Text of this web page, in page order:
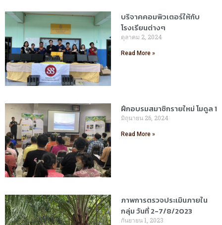
บริจาคคอมพิวเตอร์ให้กับ
โรงเรียนต่างๆ
ตุลาคม 2, 2024
Read More »
ฝึกอบรมสมาชิกรายใหม่ โมดูล 1
มิถุนายน 26, 2024
Read More »
ภาพการตรวจประเมินภายใน
กลุ่ม วันที่ 2-7/8/2023
กันยายน 1, 2023